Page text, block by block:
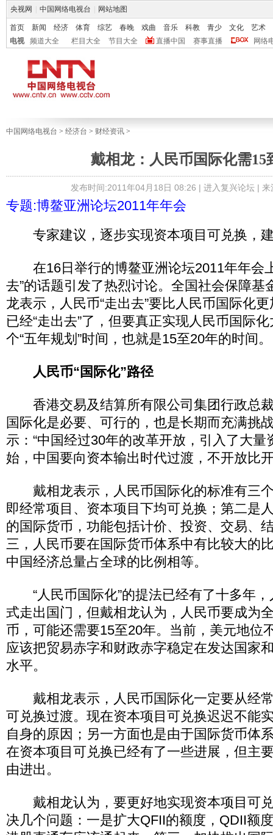
央视网 中国网络电视台 网站地图
首页 新闻 经济 体育 综艺 春晚 戏曲 音乐 科教 青少 文化
艺术
电视
频道大全 栏目大全 节目大全 直播中国 赛事直播 网络
中国网络电视台 > 经济台 > 财经资讯 >
戴相龙：人民币国际化需15
发布时间:2011年04月18日 08:26 | 进入复兴论坛| 来
专题:博鳌亚洲论坛2011年年会
专家建议，逐步实现资本项目可兑换，
在16日举行的博鳌亚洲论坛2011年年会
去”的话题引发了热烈讨论。全国社会保障基
龙表示，人民币“走出去”要比人民币国际化
已经“走出去”了，但要真正实现人民币国际
个“五年规划”时间，也就是15至20年的时间。
人民币“国际化”路径
香港交易及结算所有限公司集团行政总
国际化是必要、可行的，也是长期而充满挑
示：“中国经过30年的改革开放，引入了大量
始，中国要向资本输出时代过渡，不开放比
戴相龙表示，人民币国际化的标准有三
即经常项目、资本项目下均可兑换；第二是
的国际货币，功能包括计价、投资、交易、
三，人民币要在国际货币体系中有比较大的
中国经济总量占全球的比例相等。
“人民币国际化”的提法已经有了十多年，
式走出国门，但戴相龙认为，人民币要成为
币，可能还需要15至20年。当前，美元地位
应该把贸易赤字和财政赤字稳定在发达国家
水平。
戴相龙表示，人民币国际化一定要从经
可兑换过渡。现在资本项目可兑换迟迟不能
自身的原因；另一方面也是由于国际货币体
在资本项目可兑换已经有了一些进展，但主
由进出。
戴相龙认为，要更好地实现资本项目可
决几个问题：一是扩大QFII的额度，QDII额